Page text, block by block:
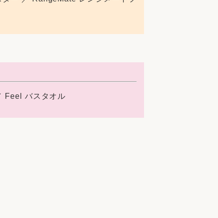
Feel バスタオル